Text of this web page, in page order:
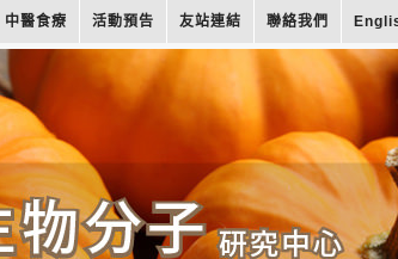
中醫食療 活動預告 友站連結 聯絡我們